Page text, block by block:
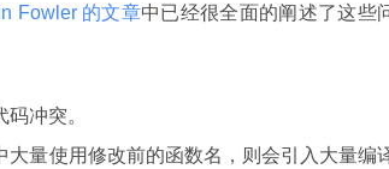
Fowler 的文章中已经很全面的阐述了这些
冲突。
量使用修改前的函数名，则会引入大量编